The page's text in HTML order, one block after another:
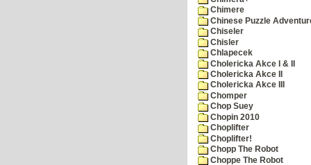
Chimere
Chinese Puzzle
Chiseler
Chisler
Chlapecek
Cholericka Akce I & II
Cholericka Akce II
Cholericka Akce III
Chomper
Chop Suey
Chopin 2010
Choplifter
Choplifter!
Chopp The Robot
Choppe The Robot